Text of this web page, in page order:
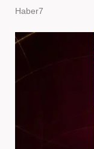
Haber7